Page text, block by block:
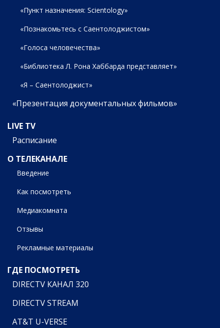
«Пункт назначения: Scientology»
«Познакомьтесь с Саентолоджистом»
«Голоса человечества»
«Библиотека Л. Рона Хаббарда представляет»
«Я – Саентолоджист»
«Презентация документальных фильмов»
LIVE TV
Расписание
О ТЕЛЕКАНАЛЕ
Введение
Как посмотреть
Медиакомната
Отзывы
Рекламные материалы
ГДЕ ПОСМОТРЕТЬ
DIRECTV КАНАЛ 320
DIRECTV STREAM
AT&T U-VERSE